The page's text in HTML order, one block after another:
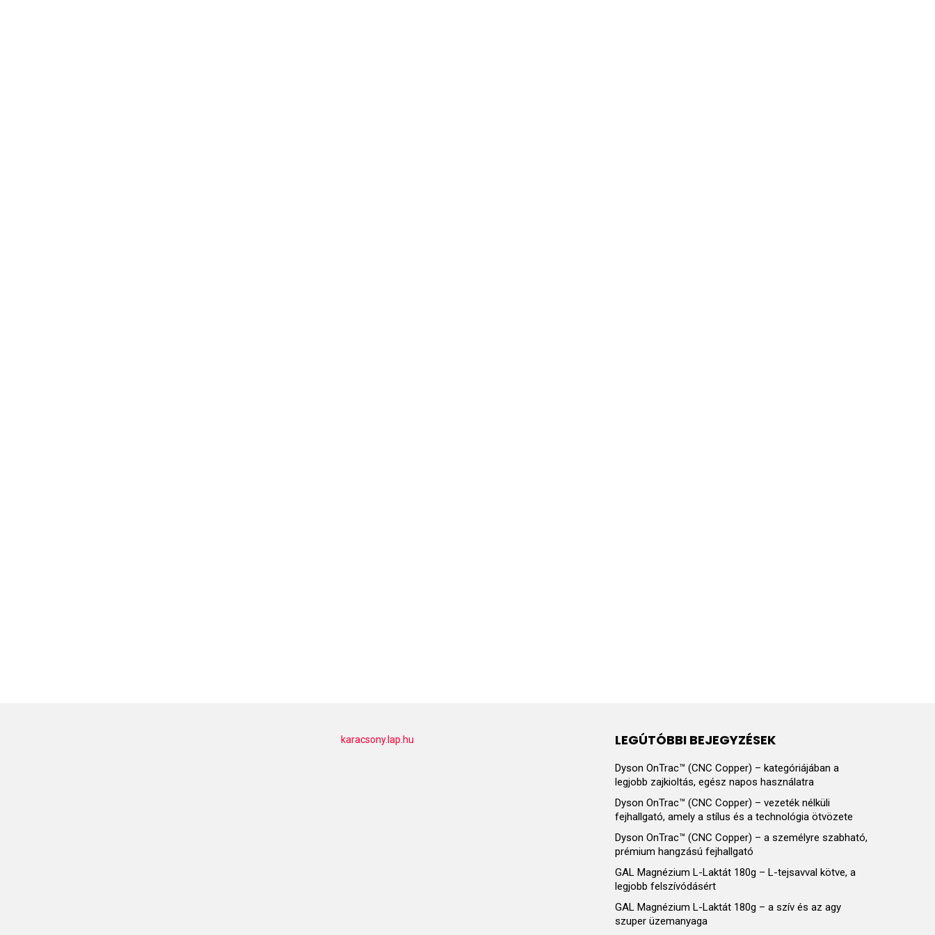
karacsony.lap.hu LEGÚTÓBBI BEJEGYZÉSEK
Dyson OnTrac™ (CNC Copper) – kategóriájában a
legjobb zajkioltás, egész napos használatra
Dyson OnTrac™ (CNC Copper) – vezeték nélküli
fejhallgató, amely a stílus és a technológia ötvözete
Dyson OnTrac™ (CNC Copper) – a személyre szabható,
prémium hangzású fejhallgató
GAL Magnézium L-Laktát 180g – L-tejsavval kötve, a
legjobb felszívódásért
GAL Magnézium L-Laktát 180g – a szív és az agy
szuper üzemanyaga